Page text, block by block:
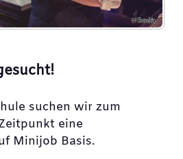
suchen wir zum
eine
Minijob Basis.